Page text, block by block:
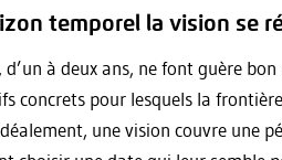
temporel la vision se
à deux ans, ne font guère
concrets pour lesquels la
une vision couvre une